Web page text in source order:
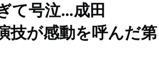
て号泣…成田
技が感動を呼んだ第